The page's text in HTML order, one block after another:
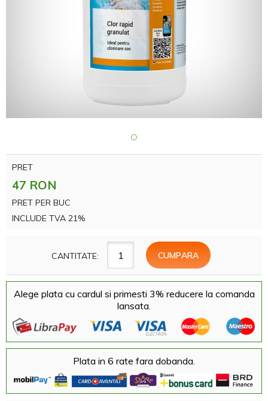
PRET
47 RON
PRET PER BUC
INCLUDE TVA 21%
CANTITATE:
Alege plata cu cardul si primesti 3% reducere la comanda
lansata.
Plata in 6 rate fara dobanda.